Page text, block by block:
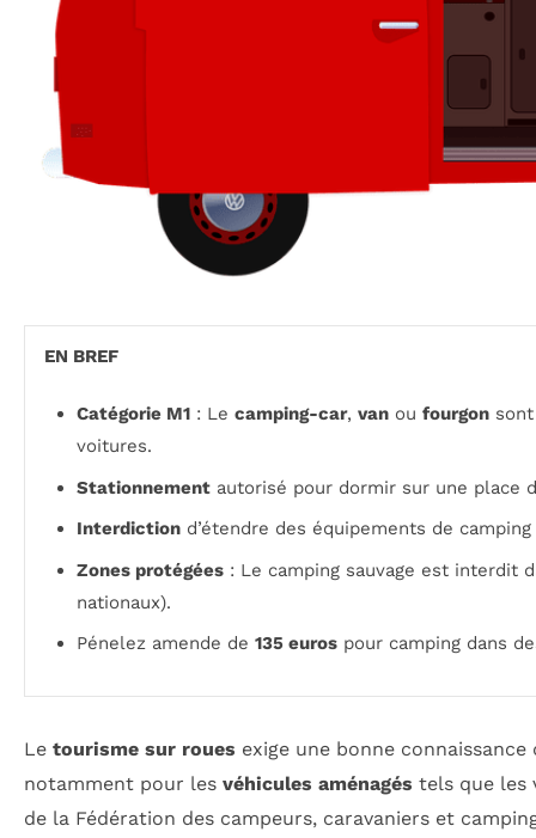
EN BREF
Catégorie M1 : Le camping-car, van ou fourgon
voitures.
Stationnement autorisé pour dormir sur une place
Interdiction d’étendre des équipements de
Zones protégées : Le camping sauvage est interdit
nationaux).
Pénelez amende de 135 euros pour camping dans
Le tourisme sur roues exige une bonne connaissance
notamment pour les véhicules aménagés tels que les
de la Fédération des campeurs, caravaniers et